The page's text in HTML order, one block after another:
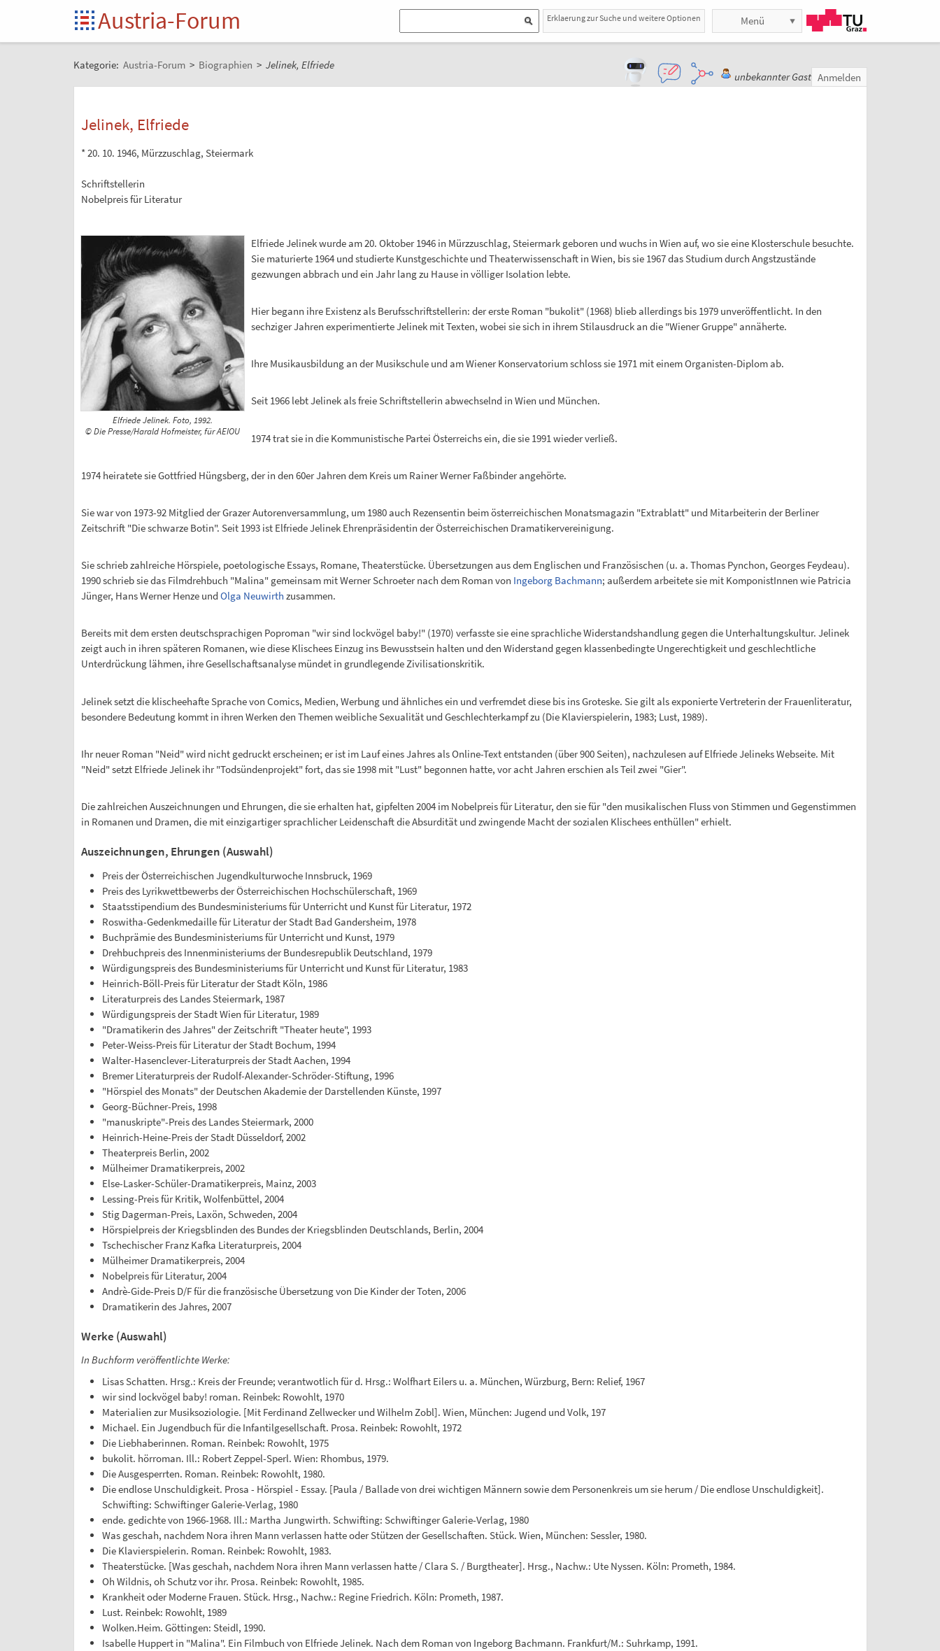
Austria-Forum Erklaerung zur Suche und weitere Optionen Menü
Kategorie: Austria-Forum > Biographien > Jelinek, Elfriede
unbekannter Gast Anmelden
Jelinek, Elfriede
* 20. 10. 1946, Mürzzuschlag, Steiermark
Schriftstellerin
Nobelpreis für Literatur
Elfriede Jelinek. Foto, 1992.
© Die Presse/Harald Hofmeister, für AEIOU
Elfriede Jelinek wurde am 20. Oktober 1946 in Mürzzuschlag, Steiermark geboren und wuchs in Wien auf, wo sie eine Klosterschule besuchte.
Sie maturierte 1964 und studierte Kunstgeschichte und Theaterwissenschaft in Wien, bis sie 1967 das Studium durch Angstzustände
gezwungen abbrach und ein Jahr lang zu Hause in völliger Isolation lebte.
Hier begann ihre Existenz als Berufsschriftstellerin: der erste Roman "bukolit" (1968) blieb allerdings bis 1979 unveröffentlicht. In den
sechziger Jahren experimentierte Jelinek mit Texten, wobei sie sich in ihrem Stilausdruck an die "Wiener Gruppe" annäherte.
Ihre Musikausbildung an der Musikschule und am Wiener Konservatorium schloss sie 1971 mit einem Organisten-Diplom ab.
Seit 1966 lebt Jelinek als freie Schriftstellerin abwechselnd in Wien und München.
1974 trat sie in die Kommunistische Partei Österreichs ein, die sie 1991 wieder verließ.
1974 heiratete sie Gottfried Hüngsberg, der in den 60er Jahren dem Kreis um Rainer Werner Faßbinder angehörte.
Sie war von 1973-92 Mitglied der Grazer Autorenversammlung, um 1980 auch Rezensentin beim österreichischen Monatsmagazin "Extrablatt" und Mitarbeiterin der Berliner
Zeitschrift "Die schwarze Botin". Seit 1993 ist Elfriede Jelinek Ehrenpräsidentin der Österreichischen Dramatikervereinigung.
Sie schrieb zahlreiche Hörspiele, poetologische Essays, Romane, Theaterstücke. Übersetzungen aus dem Englischen und Französischen (u. a. Thomas Pynchon, Georges Feydeau).
1990 schrieb sie das Filmdrehbuch "Malina" gemeinsam mit Werner Schroeter nach dem Roman von Ingeborg Bachmann; außerdem arbeitete sie mit KomponistInnen wie Patricia
Jünger, Hans Werner Henze und Olga Neuwirth zusammen.
Bereits mit dem ersten deutschsprachigen Poproman "wir sind lockvögel baby!" (1970) verfasste sie eine sprachliche Widerstandshandlung gegen die Unterhaltungskultur. Jelinek
zeigt auch in ihren späteren Romanen, wie diese Klischees Einzug ins Bewusstsein halten und den Widerstand gegen klassenbedingte Ungerechtigkeit und geschlechtliche
Unterdrückung lähmen, ihre Gesellschaftsanalyse mündet in grundlegende Zivilisationskritik.
Jelinek setzt die klischeehafte Sprache von Comics, Medien, Werbung und ähnliches ein und verfremdet diese bis ins Groteske. Sie gilt als exponierte Vertreterin der Frauenliteratur,
besondere Bedeutung kommt in ihren Werken den Themen weibliche Sexualität und Geschlechterkampf zu (Die Klavierspielerin, 1983; Lust, 1989).
Ihr neuer Roman "Neid" wird nicht gedruckt erscheinen; er ist im Lauf eines Jahres als Online-Text entstanden (über 900 Seiten), nachzulesen auf Elfriede Jelineks Webseite. Mit
"Neid" setzt Elfriede Jelinek ihr "Todsündenprojekt" fort, das sie 1998 mit "Lust" begonnen hatte, vor acht Jahren erschien als Teil zwei "Gier".
Die zahlreichen Auszeichnungen und Ehrungen, die sie erhalten hat, gipfelten 2004 im Nobelpreis für Literatur, den sie für "den musikalischen Fluss von Stimmen und Gegenstimmen
in Romanen und Dramen, die mit einzigartiger sprachlicher Leidenschaft die Absurdität und zwingende Macht der sozialen Klischees enthüllen" erhielt.
Auszeichnungen, Ehrungen (Auswahl)
Preis der Österreichischen Jugendkulturwoche Innsbruck, 1969
Preis des Lyrikwettbewerbs der Österreichischen Hochschülerschaft, 1969
Staatsstipendium des Bundesministeriums für Unterricht und Kunst für Literatur, 1972
Roswitha-Gedenkmedaille für Literatur der Stadt Bad Gandersheim, 1978
Buchprämie des Bundesministeriums für Unterricht und Kunst, 1979
Drehbuchpreis des Innenministeriums der Bundesrepublik Deutschland, 1979
Würdigungspreis des Bundesministeriums für Unterricht und Kunst für Literatur, 1983
Heinrich-Böll-Preis für Literatur der Stadt Köln, 1986
Literaturpreis des Landes Steiermark, 1987
Würdigungspreis der Stadt Wien für Literatur, 1989
"Dramatikerin des Jahres" der Zeitschrift "Theater heute", 1993
Peter-Weiss-Preis für Literatur der Stadt Bochum, 1994
Walter-Hasenclever-Literaturpreis der Stadt Aachen, 1994
Bremer Literaturpreis der Rudolf-Alexander-Schröder-Stiftung, 1996
"Hörspiel des Monats" der Deutschen Akademie der Darstellenden Künste, 1997
Georg-Büchner-Preis, 1998
"manuskripte"-Preis des Landes Steiermark, 2000
Heinrich-Heine-Preis der Stadt Düsseldorf, 2002
Theaterpreis Berlin, 2002
Mülheimer Dramatikerpreis, 2002
Else-Lasker-Schüler-Dramatikerpreis, Mainz, 2003
Lessing-Preis für Kritik, Wolfenbüttel, 2004
Stig Dagerman-Preis, Laxön, Schweden, 2004
Hörspielpreis der Kriegsblinden des Bundes der Kriegsblinden Deutschlands, Berlin, 2004
Tschechischer Franz Kafka Literaturpreis, 2004
Mülheimer Dramatikerpreis, 2004
Nobelpreis für Literatur, 2004
Andrè-Gide-Preis D/F für die französische Übersetzung von Die Kinder der Toten, 2006
Dramatikerin des Jahres, 2007
Werke (Auswahl)
In Buchform veröffentlichte Werke:
Lisas Schatten. Hrsg.: Kreis der Freunde; verantwotlich für d. Hrsg.: Wolfhart Eilers u. a. München, Würzburg, Bern: Relief, 1967
wir sind lockvögel baby! roman. Reinbek: Rowohlt, 1970
Materialien zur Musiksoziologie. [Mit Ferdinand Zellwecker und Wilhelm Zobl]. Wien, München: Jugend und Volk, 197
Michael. Ein Jugendbuch für die Infantilgesellschaft. Prosa. Reinbek: Rowohlt, 1972
Die Liebhaberinnen. Roman. Reinbek: Rowohlt, 1975
bukolit. hörroman. Ill.: Robert Zeppel-Sperl. Wien: Rhombus, 1979.
Die Ausgesperrten. Roman. Reinbek: Rowohlt, 1980.
Die endlose Unschuldigkeit. Prosa - Hörspiel - Essay. [Paula / Ballade von drei wichtigen Männern sowie dem Personenkreis um sie herum / Die endlose Unschuldigkeit].
Schwifting: Schwiftinger Galerie-Verlag, 1980
ende. gedichte von 1966-1968. Ill.: Martha Jungwirth. Schwifting: Schwiftinger Galerie-Verlag, 1980
Was geschah, nachdem Nora ihren Mann verlassen hatte oder Stützen der Gesellschaften. Stück. Wien, München: Sessler, 1980.
Die Klavierspielerin. Roman. Reinbek: Rowohlt, 1983.
Theaterstücke. [Was geschah, nachdem Nora ihren Mann verlassen hatte / Clara S. / Burgtheater]. Hrsg., Nachw.: Ute Nyssen. Köln: Prometh, 1984.
Oh Wildnis, oh Schutz vor ihr. Prosa. Reinbek: Rowohlt, 1985.
Krankheit oder Moderne Frauen. Stück. Hrsg., Nachw.: Regine Friedrich. Köln: Prometh, 1987.
Lust. Reinbek: Rowohlt, 1989
Wolken.Heim. Göttingen: Steidl, 1990.
Isabelle Huppert in "Malina". Ein Filmbuch von Elfriede Jelinek. Nach dem Roman von Ingeborg Bachmann. Frankfurt/M.: Suhrkamp, 1991.